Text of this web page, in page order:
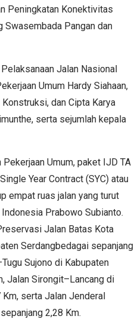
Peningkatan Konektivitas
Swasembada Pangan dan
Jalan Nasional
Umum Hardy Siahaan,
dan Cipta Karya
serta sejumlah kepala
Umum, paket IJD TA
Year Contract (SYC) atau
empat ruas jalan yang turut
Prabowo Subianto.
Jalan Batas Kota
Serdangbedagai sepanjang
Sujono di Kabupaten
Jalan Sirongit–Lancang di
Km, serta Jalan Jenderal
2,28 Km.